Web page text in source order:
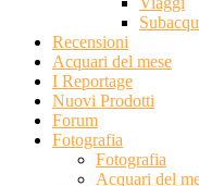
Recensioni
Acquari del mese
I Reportage
Nuovi Prodotti
Forum
Fotografia
Fotografia
Acquari del